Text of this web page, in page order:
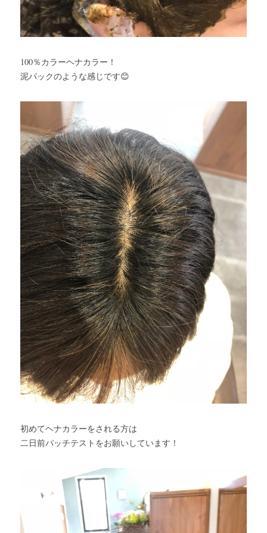
100％カラーヘナカラー！
泥パックのような感じです😊
初めてヘナカラーをされる方は
二日前パッチテストをお願いしています！